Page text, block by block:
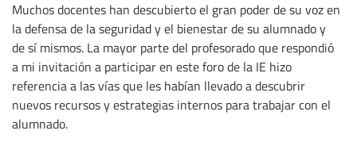
Muchos docentes han descubierto el gran poder de su voz en
la defensa de la seguridad y el bienestar de su alumnado y
de sí mismos. La mayor parte del profesorado que respondió
a mi invitación a participar en este foro de la IE hizo
referencia a las vías que les habían llevado a descubrir
nuevos recursos y estrategias internos para trabajar con el
alumnado.